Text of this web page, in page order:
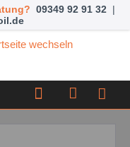
09349 92 91 32 |